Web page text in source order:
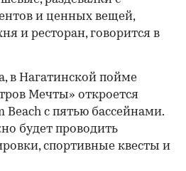
и ценных вещей,
и ресторан, говорится в
в Нагатинской пойме
Мечты» откроется
Beach с пятью бассейнами.
будет проводить
спортивные квесты и